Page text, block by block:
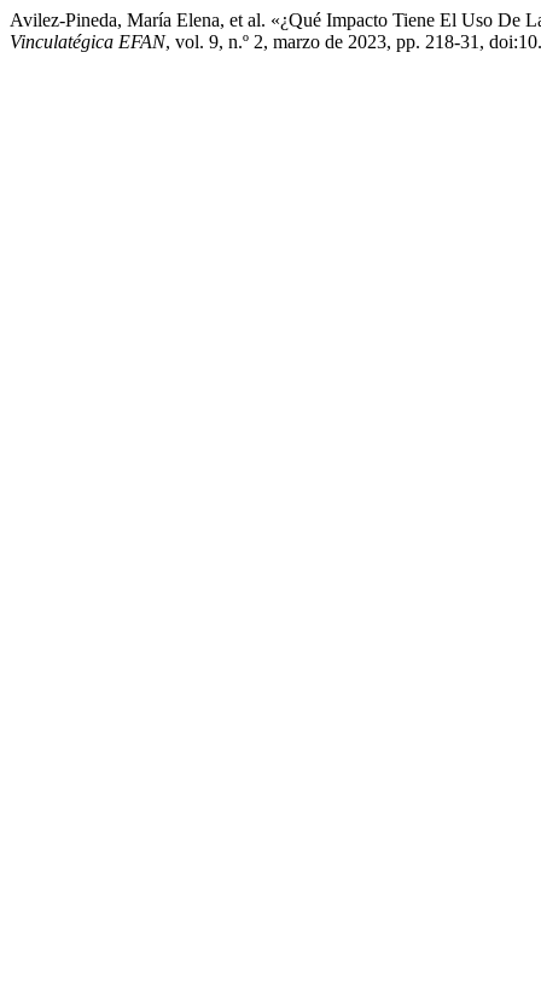
Avilez-Pineda, María Elena, et al. «¿Qué Impacto Tiene El Uso De
Vinculatégica EFAN, vol. 9, n.º 2, marzo de 2023, pp. 218-31,